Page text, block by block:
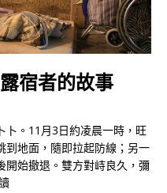
宿者的故事
卜。11月3日約凌晨一時，旺
到地面，隨即拉起防線；另一
開始撤退。雙方對峙良久，彌